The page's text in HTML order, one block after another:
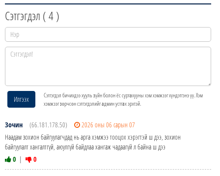
Сэтгэгдэл (4)
Илгээх
Сэтгэгдэл бичихдээ хууль зүйн болон ёс суртахууны хэм хэмжээг хүндэтгэнэ үү. Хэм
хэмжээг зөрчсөн сэтгэгдэлийг админ устгах эрхтэй.
Зочин (66.181.178.50)
2026 оны 06 сарын 07
Наадам зохион байгуулагчдад нь арга хэмжээ тооцох хэрэгтэй ш дээ, зохион
байгуулалт хангалтгүй, аюулгүй байдлаа хангаж чадаагүй л байна ш дээ
0 | 0